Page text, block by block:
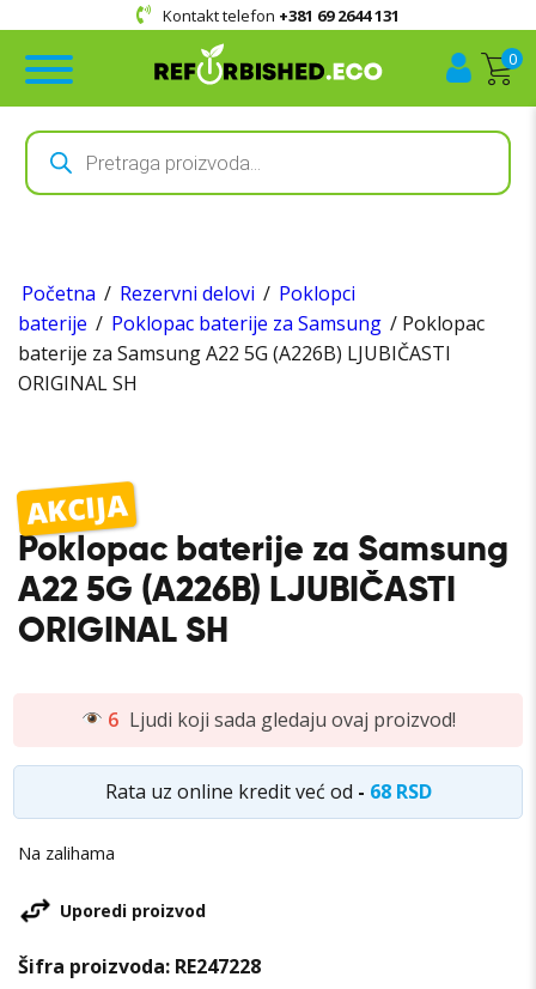
Kontakt telefon +381 69 2644 131
0
Products
search
Početna / Rezervni delovi / Poklopci
baterije / Poklopac baterije za Samsung / Poklopac
baterije za Samsung A22 5G (A226B) LJUBIČASTI
ORIGINAL SH
6 Ljudi koji sada gledaju ovaj proizvod!
Rata uz online kredit već od - 68 RSD
AKCIJA
Poklopac baterije za Samsung
A22 5G (A226B) LJUBIČASTI
ORIGINAL SH
Na zalihama
Uporedi proizvod
Šifra proizvoda: RE247228